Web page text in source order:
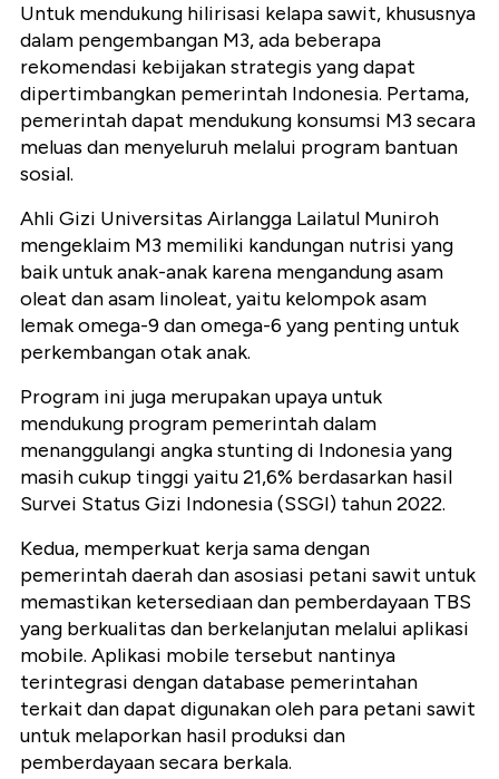
Untuk mendukung hilirisasi kelapa sawit, khususnya
dalam pengembangan M3, ada beberapa
rekomendasi kebijakan strategis yang dapat
dipertimbangkan pemerintah Indonesia. Pertama,
pemerintah dapat mendukung konsumsi M3 secara
meluas dan menyeluruh melalui program bantuan
sosial.
Ahli Gizi Universitas Airlangga Lailatul Muniroh
mengeklaim M3 memiliki kandungan nutrisi yang
baik untuk anak-anak karena mengandung asam
oleat dan asam linoleat, yaitu kelompok asam
lemak omega-9 dan omega-6 yang penting untuk
perkembangan otak anak.
Program ini juga merupakan upaya untuk
mendukung program pemerintah dalam
menanggulangi angka stunting di Indonesia yang
masih cukup tinggi yaitu 21,6% berdasarkan hasil
Survei Status Gizi Indonesia (SSGI) tahun 2022.
Kedua, memperkuat kerja sama dengan
pemerintah daerah dan asosiasi petani sawit untuk
memastikan ketersediaan dan pemberdayaan TBS
yang berkualitas dan berkelanjutan melalui aplikasi
mobile. Aplikasi mobile tersebut nantinya
terintegrasi dengan database pemerintahan
terkait dan dapat digunakan oleh para petani sawit
untuk melaporkan hasil produksi dan
pemberdayaan secara berkala.